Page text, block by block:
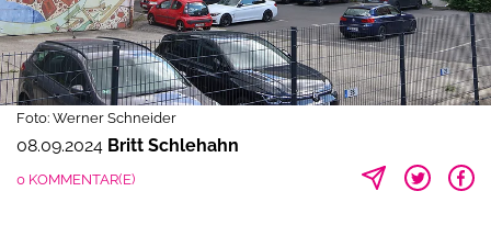
Foto: Werner Schneider
08.09.2024 Britt Schlehahn
0 KOMMENTAR(E)